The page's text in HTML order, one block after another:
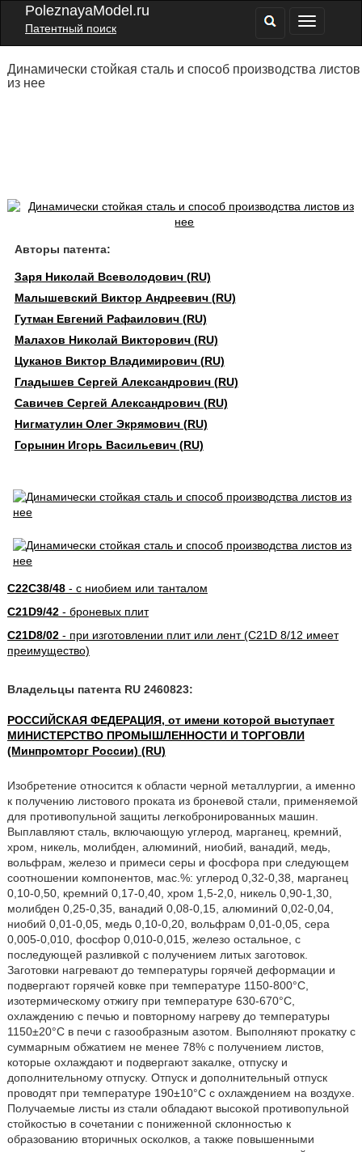
PoleznayaModel.ru
Патентный поиск
Динамически стойкая сталь и способ производства листов
из нее
Авторы патента:
Заря Николай Всеволодович (RU)
Малышевский Виктор Андреевич (RU)
Гутман Евгений Рафаилович (RU)
Малахов Николай Викторович (RU)
Цуканов Виктор Владимирович (RU)
Гладышев Сергей Александрович (RU)
Савичев Сергей Александрович (RU)
Нигматулин Олег Экрямович (RU)
Горынин Игорь Васильевич (RU)
C22C38/48- с ниобием или танталом
C21D9/42- броневых плит
C21D8/02- при изготовлении плит или лент (C21D 8/12 имеет
преимущество)
Владельцы патента RU 2460823:
РОССИЙСКАЯ ФЕДЕРАЦИЯ, от имени которой выступает
МИНИСТЕРСТВО ПРОМЫШЛЕННОСТИ И ТОРГОВЛИ
(Минпромторг России) (RU)
Изобретение относится к области черной металлургии, а именно
к получению листового проката из броневой стали, применяемой
для противопульной защиты легкобронированных машин.
Выплавляют сталь, включающую углерод, марганец, кремний,
хром, никель, молибден, алюминий, ниобий, ванадий, медь,
вольфрам, железо и примеси серы и фосфора при следующем
соотношении компонентов, мас.%: углерод 0,32-0,38, марганец
0,10-0,50, кремний 0,17-0,40, хром 1,5-2,0, никель 0,90-1,30,
молибден 0,25-0,35, ванадий 0,08-0,15, алюминий 0,02-0,04,
ниобий 0,01-0,05, медь 0,10-0,20, вольфрам 0,01-0,05, сера
0,005-0,010, фосфор 0,010-0,015, железо остальное, с
последующей разливкой с получением литых заготовок.
Заготовки нагревают до температуры горячей деформации и
подвергают горячей ковке при температуре 1150-800°C,
изотермическому отжигу при температуре 630-670°C,
охлаждению с печью и повторному нагреву до температуры
1150±20°C в печи с газообразным азотом. Выполняют прокатку с
суммарным обжатием не менее 78% с получением листов,
которые охлаждают и подвергают закалке, отпуску и
дополнительному отпуску. Отпуск и дополнительный отпуск
проводят при температуре 190±10°C с охлаждением на воздухе.
Получаемые листы из стали обладают высокой противопульной
стойкостью в сочетании с пониженной склонностью к
образованию вторичных осколков, а также повышенными